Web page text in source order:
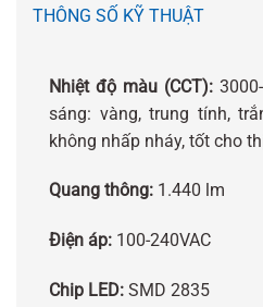
THÔNG SỐ KỸ THUẬT
Nhiệt độ màu (CCT):
sáng: vàng, trung tính,
không nhấp nháy, tốt cho
Quang thông: 1.440 lm
Điện áp: 100-240VAC
Chip LED: SMD 2835